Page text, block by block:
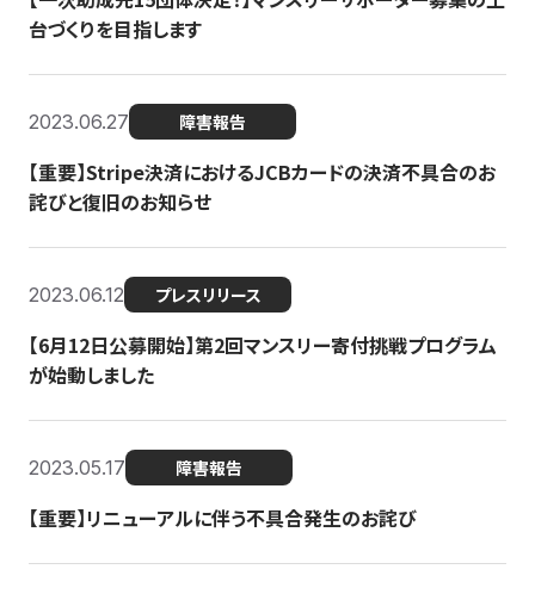
台づくりを目指します
2023.06.27 障害報告
【重要】Stripe決済におけるJCBカードの決済不具合のお
詫びと復旧のお知らせ
2023.06.12 プレスリリース
【6月12日公募開始】第2回マンスリー寄付挑戦プログラム
が始動しました
2023.05.17 障害報告
【重要】リニューアルに伴う不具合発生のお詫び